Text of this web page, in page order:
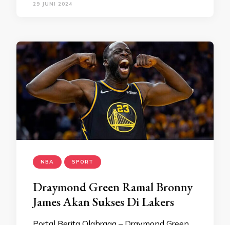
29 JUNI 2024
NBA SPORT
Draymond Green Ramal Bronny
James Akan Sukses Di Lakers